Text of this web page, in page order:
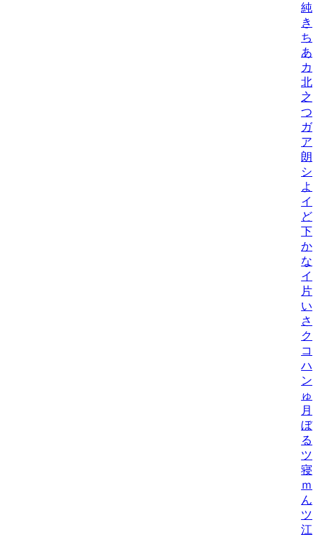
純/
き
ち
あ
カ
北
之
つ
ガ
ア
朗
シ
よ
イ
ど
下
か
な
イ
片
い
さ
ク
コ
ハ
ン
ゅ
月
ぼ
る
ツ
寝
ｍ
ん
ツ
江